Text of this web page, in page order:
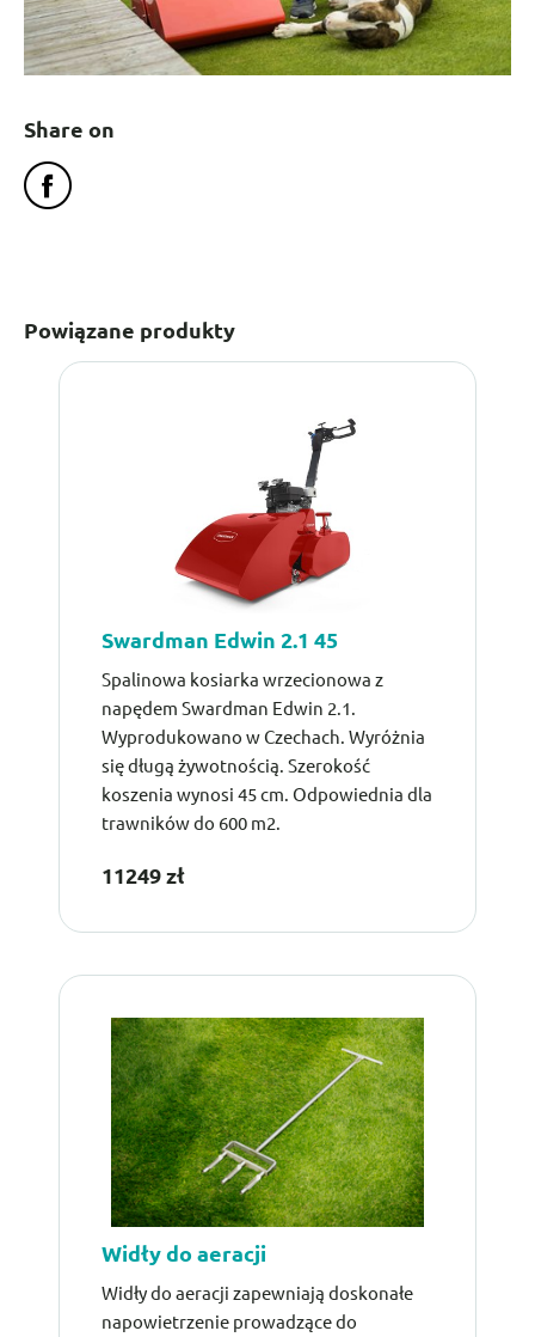
Share on
Powiązane produkty
Swardman Edwin 2.1 45
Spalinowa kosiarka wrzecionowa z
napędem Swardman Edwin 2.1.
Wyprodukowano w Czechach. Wyróżnia
się długą żywotnością. Szerokość
koszenia wynosi 45 cm. Odpowiednia dla
trawników do 600 m2.
11249 zł
Widły do aeracji
Widły do aeracji zapewniają doskonałe
napowietrzenie prowadzące do